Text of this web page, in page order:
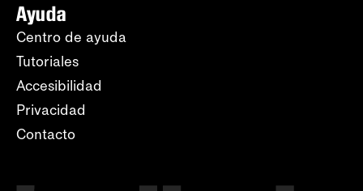
Ayuda
Centro de ayuda
Tutoriales
Accesibilidad
Privacidad
Contacto